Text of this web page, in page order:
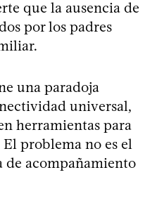
que la ausencia de
por los padres
una paradoja
universal,
herramientas para
problema no es el
de acompañamiento